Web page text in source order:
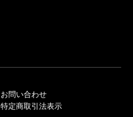
お問い合わせ
特定商取引法表示